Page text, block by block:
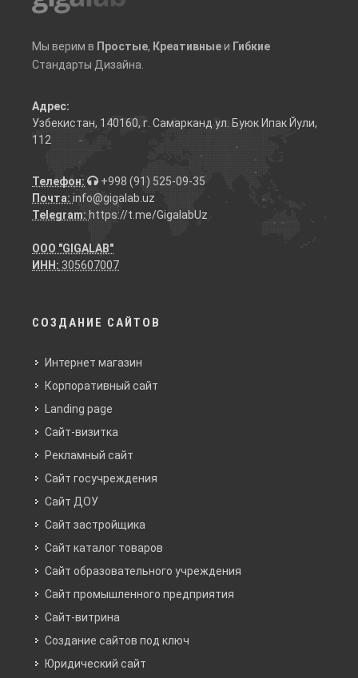
Мы верим в Простые, Креативныеи Гибкие
Стандарты Дизайна.
Адрес:
Узбекистан, 140160, г. Самарканд ул. Буюк Ипак Йули,
112
Телефон:
+998 (91) 525-09-35
Почта: info@gigalab.uz
Telegram: https://t.me/GigalabUz
ООО "GIGALAB"
ИНН: 305607007
СОЗДАНИЕ САЙТОВ
Интернет магазин
Корпоративный сайт
Landing page
Сайт-визитка
Рекламный сайт
Сайт госучреждения
Сайт ДОУ
Сайт застройщика
Сайт каталог товаров
Сайт образовательного учреждения
Сайт промышленного предприятия
Сайт-витрина
Создание сайтов под ключ
Юридический сайт